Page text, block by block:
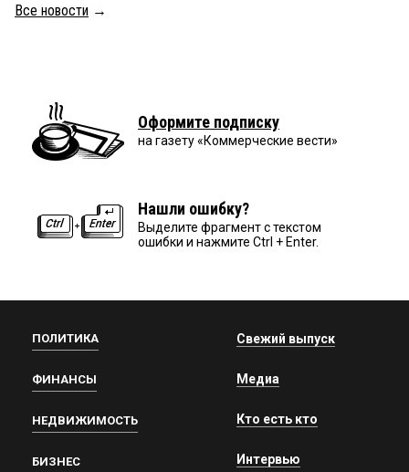
Все новости →
Оформите подписку
на газету «Коммерческие вести»
Нашли ошибку?
Выделите фрагмент с текстом
ошибки и нажмите Ctrl + Enter.
ПОЛИТИКА
ФИНАНСЫ
НЕДВИЖИМОСТЬ
БИЗНЕС
Свежий выпуск
Медиа
Кто есть кто
Интервью